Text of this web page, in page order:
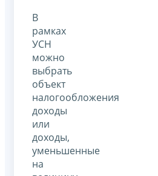
В
рамках
УСН
можно
выбрать
объект
налогообложения
доходы
или
доходы,
уменьшенные
на